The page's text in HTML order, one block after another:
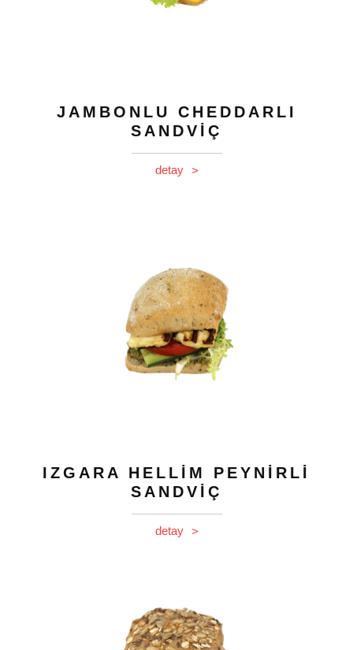
JAMBONLU CHEDDARLI
SANDVİÇ
detay >
IZGARA HELLİM PEYNİRLİ
SANDVİÇ
detay >